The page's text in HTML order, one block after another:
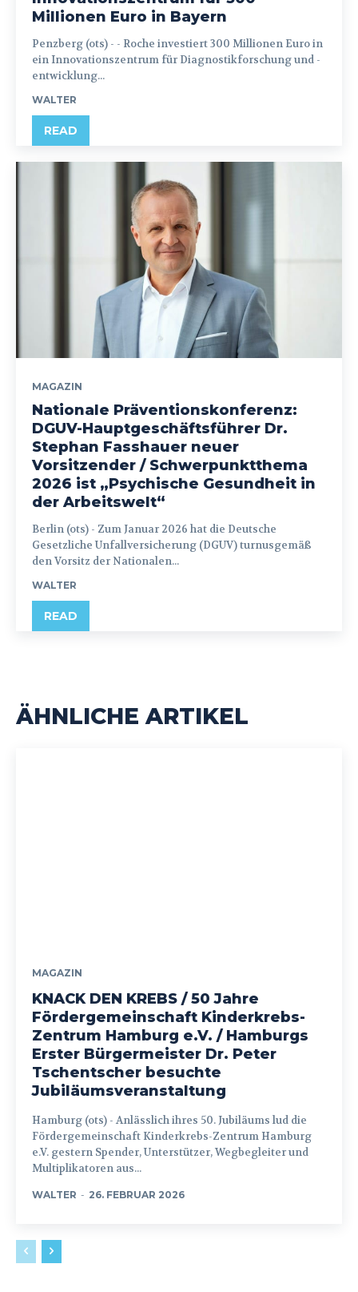
Millionen Euro in Bayern
Penzberg (ots) - - Roche investiert 300 Millionen Euro in
ein Innovationszentrum für Diagnostikforschung und -
entwicklung...
WALTER
READ
MAGAZIN
Nationale Präventionskonferenz:
DGUV-Hauptgeschäftsführer Dr.
Stephan Fasshauer neuer
Vorsitzender / Schwerpunktthema
2026 ist „Psychische Gesundheit in
der Arbeitswelt“
Berlin (ots) - Zum Januar 2026 hat die Deutsche
Gesetzliche Unfallversicherung (DGUV) turnusgemäß
den Vorsitz der Nationalen...
WALTER
READ
ÄHNLICHE ARTIKEL
MAGAZIN
KNACK DEN KREBS / 50 Jahre
Fördergemeinschaft Kinderkrebs-
Zentrum Hamburg e.V. / Hamburgs
Erster Bürgermeister Dr. Peter
Tschentscher besuchte
Jubiläumsveranstaltung
Hamburg (ots) - Anlässlich ihres 50. Jubiläums lud die
Fördergemeinschaft Kinderkrebs-Zentrum Hamburg
e.V. gestern Spender, Unterstützer, Wegbegleiter und
Multiplikatoren aus...
WALTER - 26. FEBRUAR 2026